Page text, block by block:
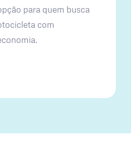
para quem busca
com